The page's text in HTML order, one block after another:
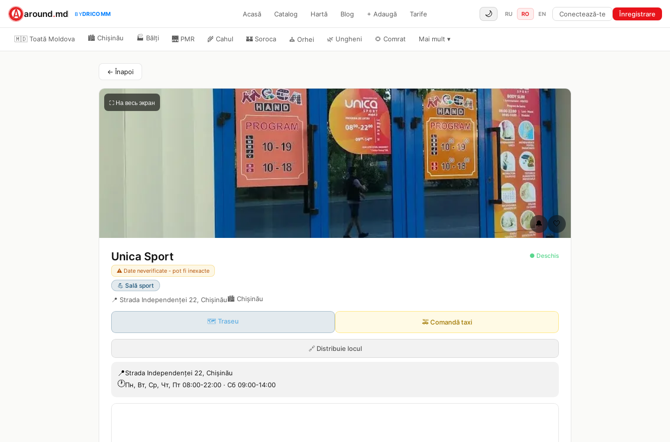
around.md BYDRICOMM Acasă Catalog Hartă Blog + Adaugă Tarife 🌙 RU RO EN Conectează-te Înregistrare
🇲🇩 Toată Moldova 🏙️ Chișinău 🏭 Bălți 🌉 PMR 🌾 Cahul 🏰 Soroca ⛪ Orhei 🌿 Ungheni 🌻 Comrat Mai mult ▾
← Înapoi
⛶ На весь экран
🔔 🤍
Unica Sport
⚠️ Date neverificate - pot fi inexacte
💪 Sală sport
📍 Strada Independenței 22, Chișinău🏙️ Chișinău
● Deschis
🗺️ Traseu 🚕Comandă taxi
🔗 Distribuie locul
📍Strada Independenței 22, Chișinău
🕐Пн, Вт, Ср, Чт, Пт 08:00-22:00 · Сб 09:00-14:00